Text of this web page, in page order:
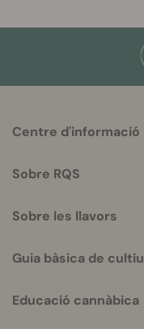
helpful
Centre d'informació
Sobre RQS
Sobre les llavors
Guia bàsica de cultiu
Educació cannàbica